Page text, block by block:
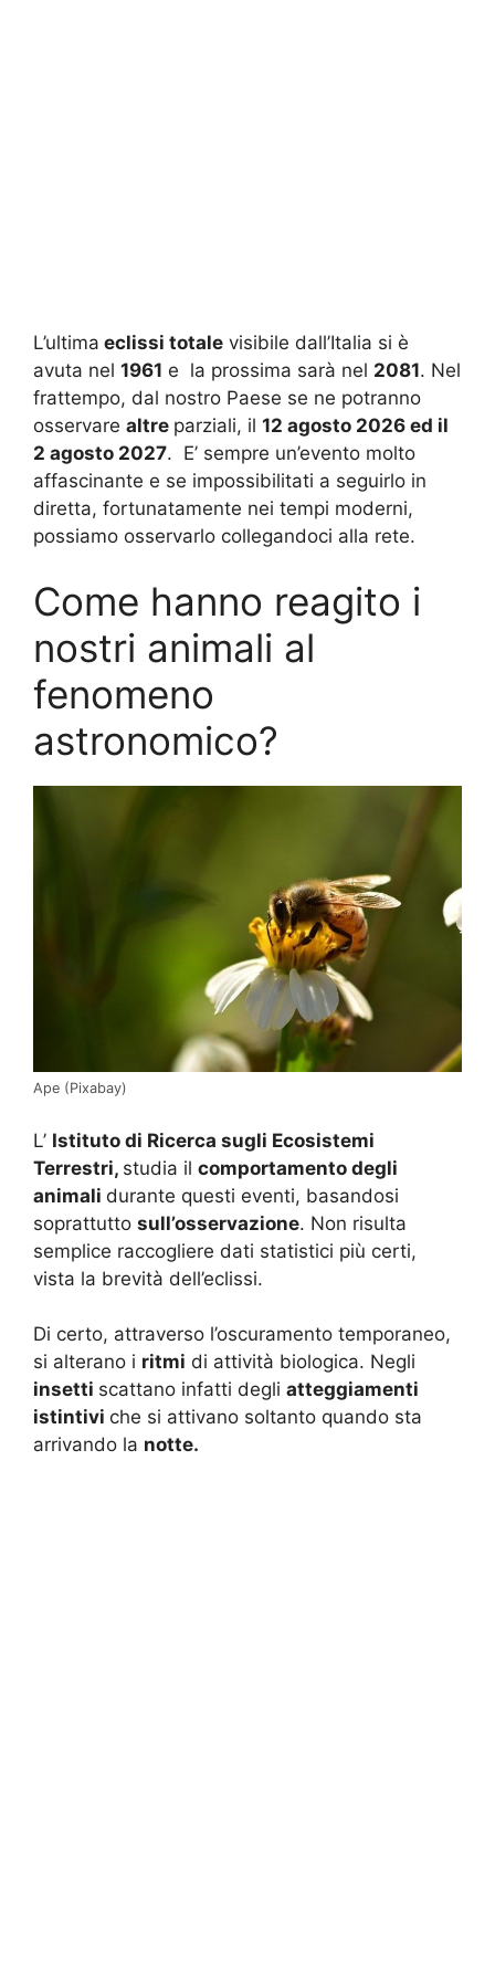
L’ultima eclissi totale visibile dall’Italia si è
avuta nel 1961 e la prossima sarà nel 2081. Nel
frattempo, dal nostro Paese se ne potranno
osservare altre parziali, il 12 agosto 2026 ed il
2 agosto 2027. E’ sempre un’evento molto
affascinante e se impossibilitati a seguirlo in
diretta, fortunatamente nei tempi moderni,
possiamo osservarlo collegandoci alla rete.
Come hanno reagito i
nostri animali al
fenomeno
astronomico?
Ape (Pixabay)
L’ Istituto di Ricerca sugli Ecosistemi
Terrestri, studia il comportamento degli
animali durante questi eventi, basandosi
soprattutto sull’osservazione. Non risulta
semplice raccogliere dati statistici più certi,
vista la brevità dell’eclissi.
Di certo, attraverso l’oscuramento temporaneo,
si alterano i ritmi di attività biologica. Negli
insetti scattano infatti degli atteggiamenti
istintivi che si attivano soltanto quando sta
arrivando la notte.